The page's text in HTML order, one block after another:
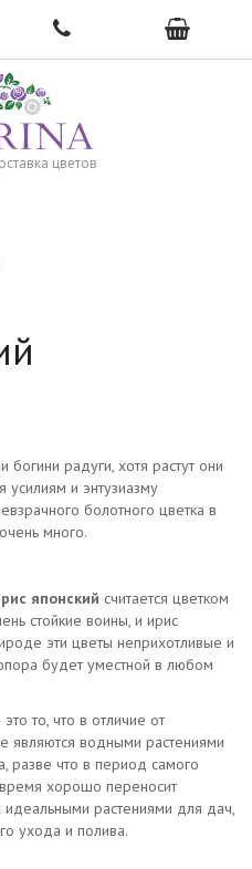
цветов
→
богини радуги, хотя растут они
усилиям и энтузиазму
болотного цветка в
много.
японский считается цветком
стойкие воины, и ирис
эти цветы неприхотливые и
будет уместной в любом
это то, что в отличие от
являются водными растениями
разве что в период самого
хорошо переносит
растениями для дач,
ухода и полива.